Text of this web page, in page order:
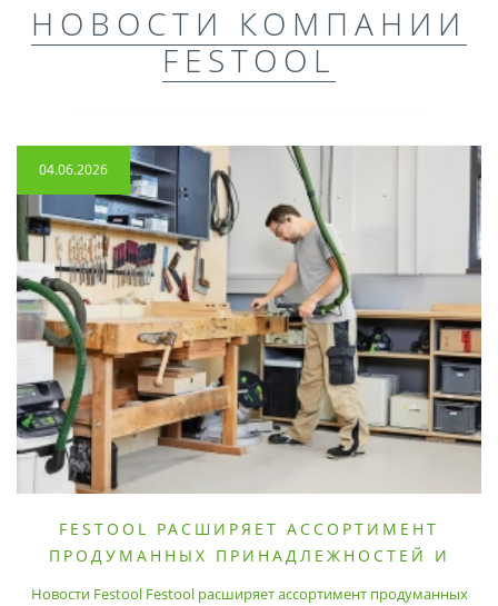
НОВОСТИ КОМПАНИИ
FESTOOL
04.06.2026
FESTOOL РАСШИРЯЕТ АССОРТИМЕНТ
ПРОДУМАННЫХ ПРИНАДЛЕЖНОСТЕЙ И
Новости Festool Festool расширяет ассортимент продуманных